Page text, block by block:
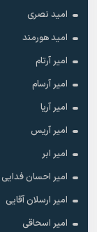
امید نصری
امید هورمند
امیر آرتام
امیر آرسام
امیر آریا
امیر آریس
امیر ابر
امیر احسان فدایی
امیر ارسلان آقایی
امیر اسحاقی